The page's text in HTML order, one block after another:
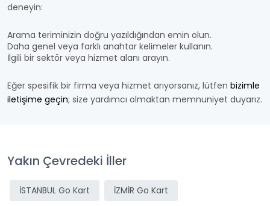
deneyin:
Arama teriminizin doğru yazıldığından emin olun.
Daha genel veya farklı anahtar kelimeler kullanın.
İlgili bir sektör veya hizmet alanı arayın.
Eğer spesifik bir firma veya hizmet arıyorsanız, lütfen bizimle
iletişime geçin; size yardımcı olmaktan memnuniyet duyarız.
Yakın Çevredeki İller
İSTANBUL Go Kart İZMİR Go Kart